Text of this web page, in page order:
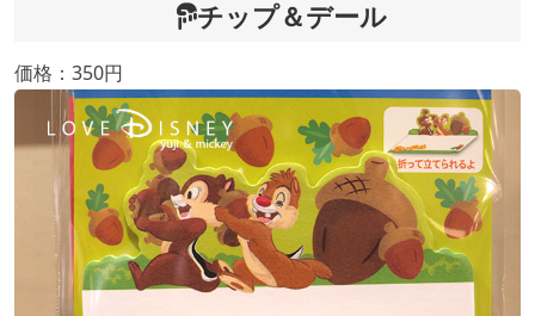
チップ＆デール
価格：350円